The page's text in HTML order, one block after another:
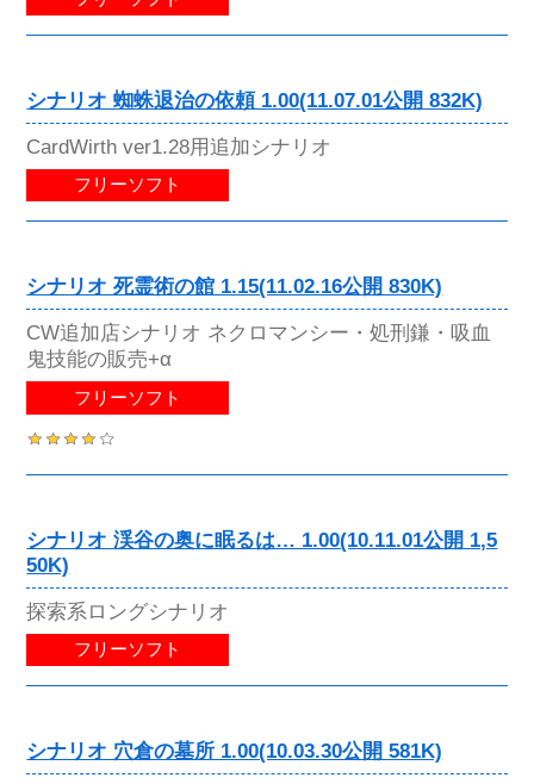
シナリオ 蜘蛛退治の依頼 1.00(11.07.01公開 832K)
CardWirth ver1.28用追加シナリオ
フリーソフト
シナリオ 死霊術の館 1.15(11.02.16公開 830K)
CW追加店シナリオ ネクロマンシー・処刑鎌・吸血
鬼技能の販売+α
フリーソフト
シナリオ 渓谷の奥に眠るは… 1.00(10.11.01公開 1,5
50K)
探索系ロングシナリオ
フリーソフト
シナリオ 穴倉の墓所 1.00(10.03.30公開 581K)